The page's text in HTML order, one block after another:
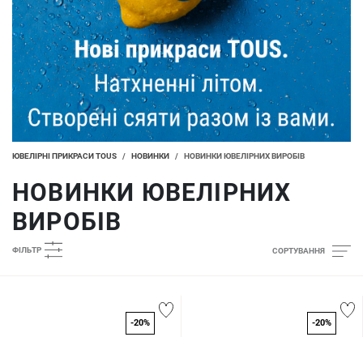
ЮВЕЛІРНІ ПРИКРАСИ TOUS / НОВИНКИ / НОВИНКИ ЮВЕЛІРНИХ ВИРОБІВ
НОВИНКИ ЮВЕЛІРНИХ
ВИРОБІВ
СОРТУВАННЯ
ФІЛЬТР
-20% -20%